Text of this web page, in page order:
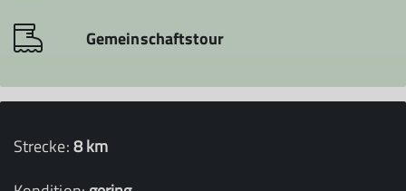
Gemeinschaftstour
Strecke:8 km